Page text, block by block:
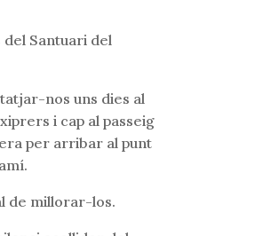
del Santuari del
nos uns dies al
i cap al passeig
per arribar al punt
de millorar-los.